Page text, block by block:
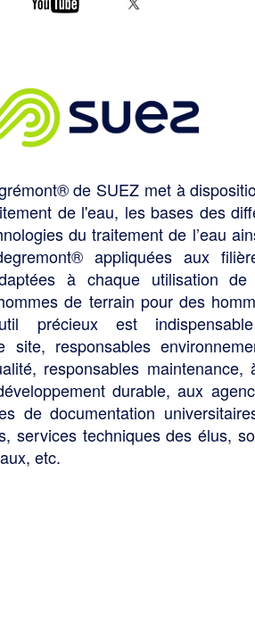
de SUEZ met à
de l'eau, les bases des
du traitement de l’eau
appliquées aux
à chaque utilisation de
de terrain pour des
précieux est
site, responsables
responsables maintenance,
durable, aux
de documentation
services techniques des élus,
etc.